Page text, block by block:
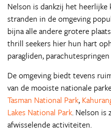
Nelson is dankzij het
stranden in de omgeving
bijna alle andere grotere
thrill seekers hier hun hart
paragliden,
De omgeving biedt tevens
van de mooiste nationale
Tasman National Park,
Lakes National Park. Nelson is
afwisselende activiteiten.